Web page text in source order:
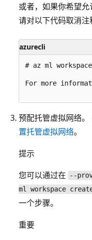
或者，如果你希望
请对以下代码取消注
azurecli
# az ml workspace
For more
预配托管虚拟网络
置托管虚拟网络。
提示
您可以通过在
--
ml workspace
一个步骤。
重要